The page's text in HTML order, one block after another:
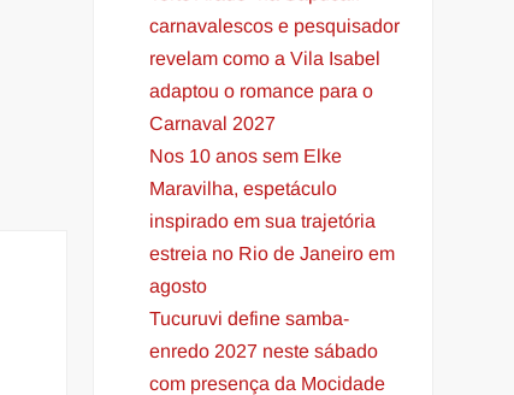
carnavalescos e pesquisador
revelam como a Vila Isabel
adaptou o romance para o
Carnaval 2027
Nos 10 anos sem Elke
Maravilha, espetáculo
inspirado em sua trajetória
estreia no Rio de Janeiro em
agosto
Tucuruvi define samba-
enredo 2027 neste sábado
com presença da Mocidade